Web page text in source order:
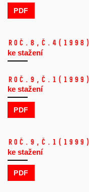
PDF
Roč.8, č.4 (1998)
ke stažení
Roč.9, č.1 (1999)
ke stažení
PDF
Roč.9, č.1 (1999)
ke stažení
PDF